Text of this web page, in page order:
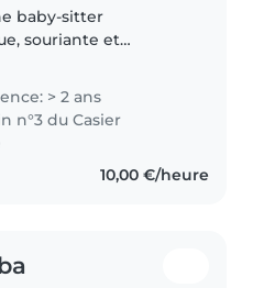
baby-sitter
souriante et
Passionnée par les
et musicales,
aussi..
> 2 ans
n°3 du Casier
10,00 €/heure